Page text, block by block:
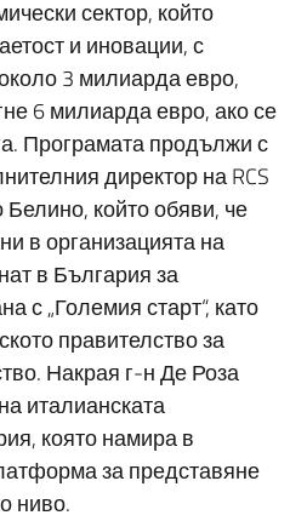
сектор, който
и иновации, с
3 милиарда евро,
6 милиарда евро, ако се
Програмата продължи с
директор на RCS
който обяви, че
в организацията на
в България за
с „Големия старт“, като
правителство за
Накрая г-н Де Роза
италианската
която намира в
за представяне
ниво.